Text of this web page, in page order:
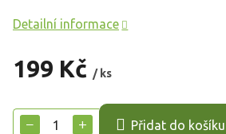
199 Kč / ks
cena:
+
− Přidat do košíku
Detailní informace